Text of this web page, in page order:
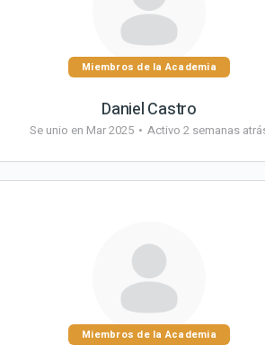
Miembros de la Academia
Daniel Castro
Se unio en Mar 2025 • Activo 2 semanas
Miembros de la Academia